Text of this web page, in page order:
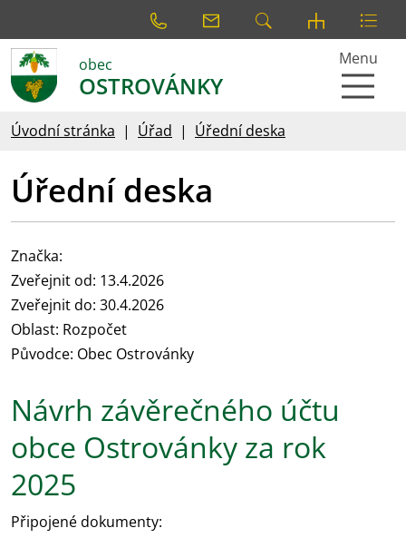
obec
OSTROVÁNKY
Menu
Úvodní stránka Úřad Úřední deska
Úřední deska
Značka:
Zveřejnit od: 13.4.2026
Zveřejnit do: 30.4.2026
Oblast: Rozpočet
Původce: Obec Ostrovánky
Návrh závěrečného účtu
obce Ostrovánky za rok
2025
Připojené dokumenty: